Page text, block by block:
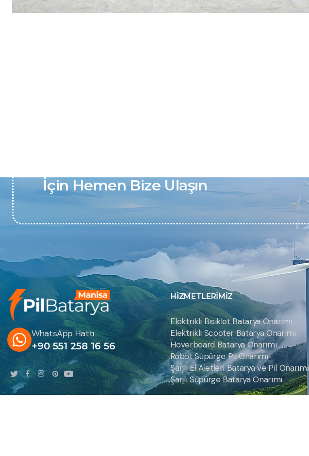
İçin Hemen Bize Ulaşın
WhatsApp Hattı
+90 551 258 16 56
HIZMETLERIMIZ
Elektrikli Bisiklet Batarya Onarımı
Elektrikli Scooter Batarya Onarımı
Hoverboard Batarya Onarımı
Robot Süpürge Pil Onarımı
Şarjlı El Aletleri Batarya ve Pil Onarımı
Şarjlı Süpürge Batarya Onarımı